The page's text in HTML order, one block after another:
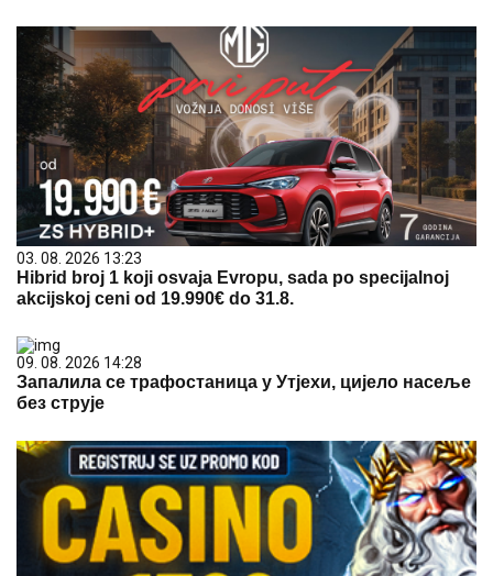
03. 08. 2026 13:23
Hibrid broj 1 koji osvaja Evropu, sada po specijalnoj
akcijskoj ceni od 19.990€ do 31.8.
09. 08. 2026 14:28
Запалила се трафостаница у Утјехи, цијело насеље
без струје